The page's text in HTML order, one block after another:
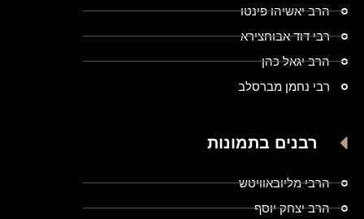
הרב יאשיהו פינטו
רבי דוד אבוחצירא
הרב יגאל כהן
רבי נחמן מברסלב
רבנים בתמונות
הרבי מליובאוויטש
הרב יצחק יוסף